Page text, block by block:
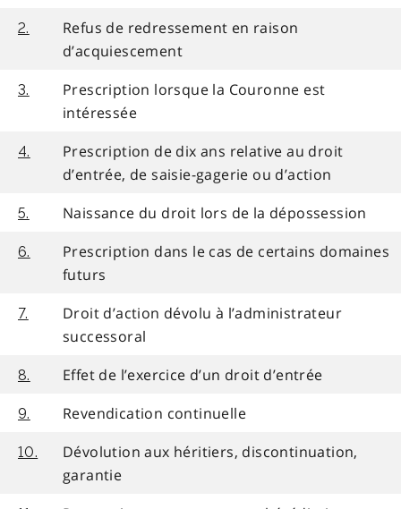
2.
Refus de redressement en raison
d’acquiescement
3.
Prescription lorsque la Couronne est
intéressée
4.
Prescription de dix ans relative au droit
d’entrée, de saisie-gagerie ou d’action
5. Naissance du droit lors de la dépossession
6.
Prescription dans le cas de certains domaines
futurs
7.
Droit d’action dévolu à l’administrateur
successoral
8. Effet de l’exercice d’un droit d’entrée
9. Revendication continuelle
10.
Dévolution aux héritiers, discontinuation,
garantie